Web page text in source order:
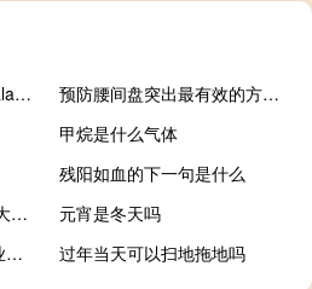
GALAXYS20+5G价格（galaxys2）
预防腰间盘突出最有效的方法（预防腰间盘突出的方法）
甲烷是什么气体
残阳如血的下一句是什么
华泰证券：快递竞争持续 大宗供应链需求有望修复
元宵是冬天吗
江西省大余县举办林学专业函授点开班仪式
过年当天可以扫地拖地吗